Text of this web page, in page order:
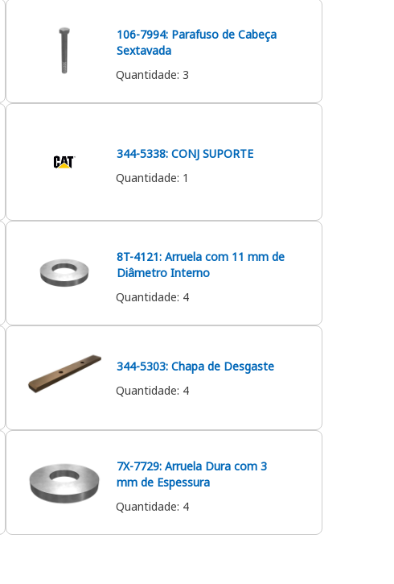
106-7994: Parafuso de Cabeça
Sextavada
Quantidade: 3
344-5338: CONJ SUPORTE
Quantidade: 1
8T-4121: Arruela com 11 mm de
Diâmetro Interno
Quantidade: 4
344-5303: Chapa de Desgaste
Quantidade: 4
7X-7729: Arruela Dura com 3
mm de Espessura
Quantidade: 4